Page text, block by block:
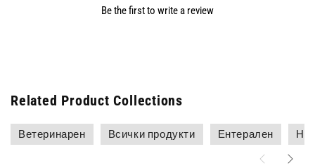
Be the first to write a review
Related Product Collections
Ветеринарен Всички продукти Ентерален